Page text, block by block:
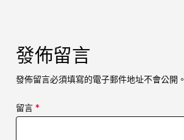
發佈留言
發佈留言必須填寫的電子郵件地址不會公開。
留言 *